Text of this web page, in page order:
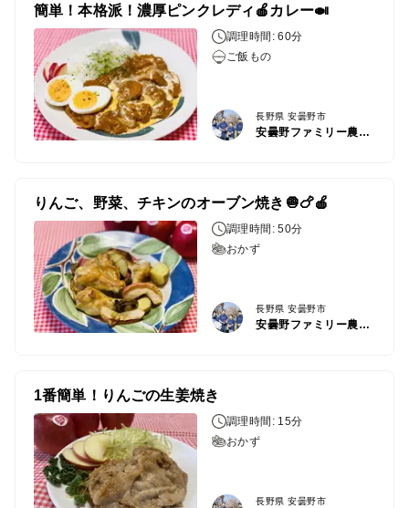
簡単！本格派！濃厚ピンクレディ🍎カレー🍛
調理時間: 60分
ご飯もの
長野県 安曇野市
安曇野ファミリー農産 果物部門4年連続1位&殿堂入り&りんごグランプリ2025最高金賞1位 信州りんご 幻のりんご
りんご、野菜、チキンのオーブン焼き🧅🍗🍎
調理時間: 50分
おかず
長野県 安曇野市
安曇野ファミリー農産 果物部門4年連続1位&殿堂入り&りんごグランプリ2025最高金賞1位 信州りんご 幻のりんご
1番簡単！りんごの生姜焼き
調理時間: 15分
おかず
長野県 安曇野市